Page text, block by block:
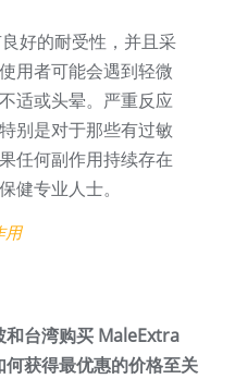
好的耐受性，并且采
用者可能会遇到轻微
适或头晕。严重反应
别是对于那些有过敏
任何副作用持续存在
健专业人士。
用
和台湾购买 MaleExtra
获得最优惠的价格至关